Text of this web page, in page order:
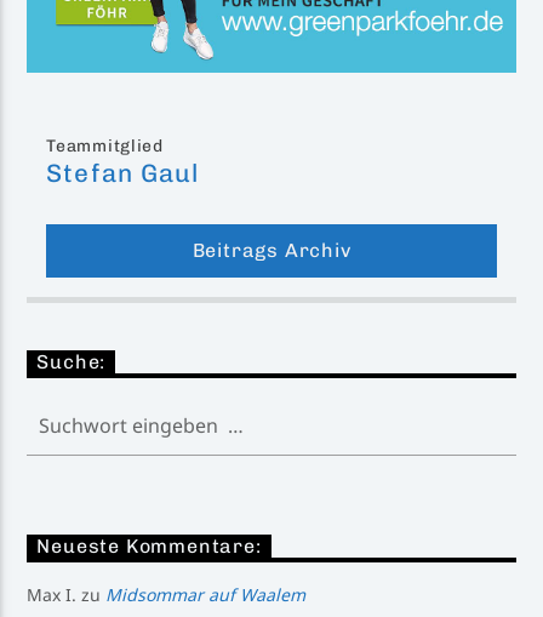
Teammitglied
Stefan Gaul
Beitrags Archiv
Suche:
Neueste Kommentare:
Max I. zu Midsommar auf Waalem